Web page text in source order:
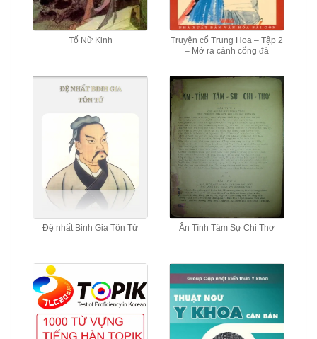
Tố Nữ Kinh
Truyện cổ Trung Hoa – Tập 2
– Mở ra cánh cổng đá
Đệ nhất Binh Gia Tôn Tử Ân Tình Tâm Sự Chi Thơ